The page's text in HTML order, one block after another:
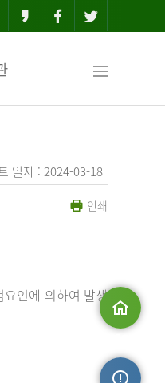
맵
일자 : 2024-03-18
인쇄
인에 의하여 발생